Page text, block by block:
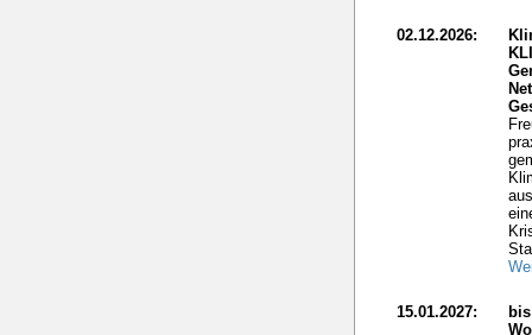
02.12.2026:
15.01.2027: